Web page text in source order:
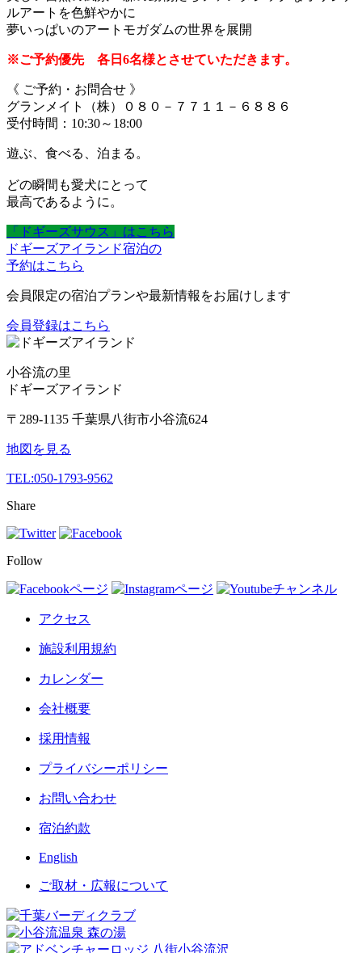
ルアートを色鮮やかに
夢いっぱいのアートモガダムの世界を展開
※ご予約優先 各日6名様とさせていただきます。
《 ご予約・お問合せ 》
グランメイト（株）０８０－７７１１－６８８６
受付時間：10:30～18:00
遊ぶ、食べる、泊まる。
どの瞬間も愛犬にとって
最高であるように。
「ドギーズサウス」はこちら
ドギーズアイランド宿泊の
予約はこちら
会員限定の宿泊プランや最新情報をお届けします
会員登録はこちら
小谷流の里
ドギーズアイランド
〒289-1135 千葉県八街市小谷流624
地図を見る
TEL:050-1793-9562
Share
Follow
アクセス
施設利用規約
カレンダー
会社概要
採用情報
プライバシーポリシー
お問い合わせ
宿泊約款
English
ご取材・広報について